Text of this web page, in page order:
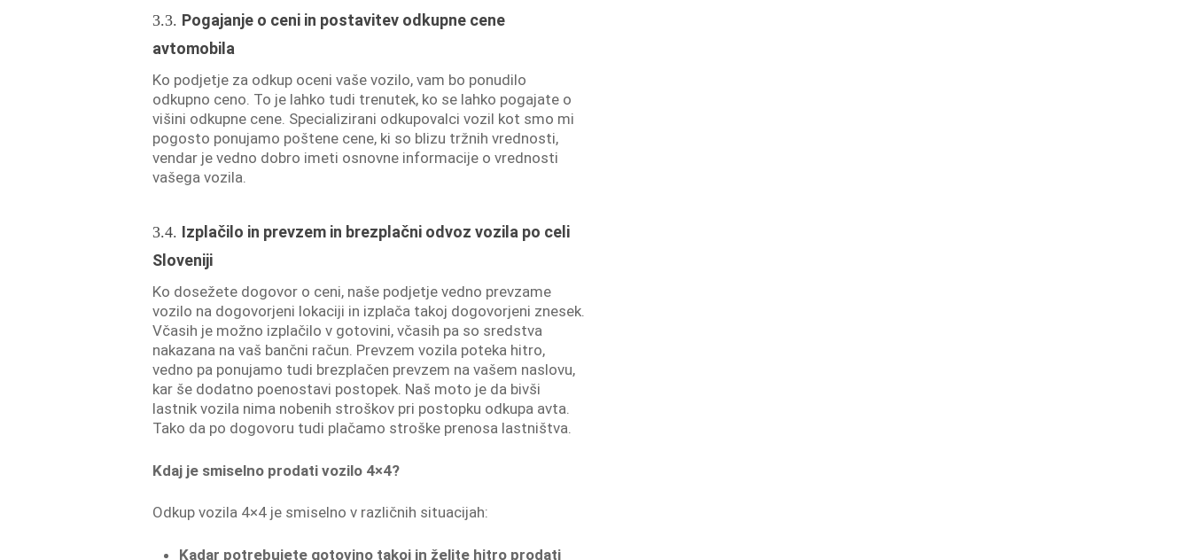
3.3. Pogajanje o ceni in postavitev odkupne cene
avtomobila
Ko podjetje za odkup oceni vaše vozilo, vam bo ponudilo
odkupno ceno. To je lahko tudi trenutek, ko se lahko pogajate o
višini odkupne cene. Specializirani odkupovalci vozil kot smo mi
pogosto ponujamo poštene cene, ki so blizu tržnih vrednosti,
vendar je vedno dobro imeti osnovne informacije o vrednosti
vašega vozila.
3.4. Izplačilo in prevzem in brezplačni odvoz vozila po celi
Sloveniji
Ko dosežete dogovor o ceni, naše podjetje vedno prevzame
vozilo na dogovorjeni lokaciji in izplača takoj dogovorjeni znesek.
Včasih je možno izplačilo v gotovini, včasih pa so sredstva
nakazana na vaš bančni račun. Prevzem vozila poteka hitro,
vedno pa ponujamo tudi brezplačen prevzem na vašem naslovu,
kar še dodatno poenostavi postopek. Naš moto je da bivši
lastnik vozila nima nobenih stroškov pri postopku odkupa avta.
Tako da po dogovoru tudi plačamo stroške prenosa lastništva.
Kdaj je smiselno prodati vozilo 4×4?
Odkup vozila 4×4 je smiselno v različnih situacijah:
Kadar potrebujete gotovino takoj in želite hitro prodati